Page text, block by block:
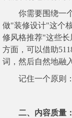
你需要围绕一个
做"装修设计"这个
修风格推荐"这些
方面，可以借助
词，然后自然地融
记住一个原则：
二、内容质量